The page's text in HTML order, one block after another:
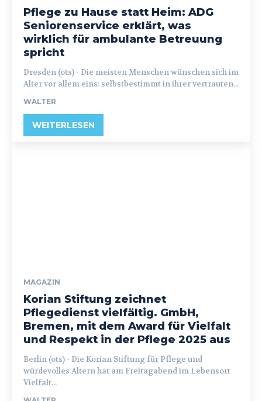
Pflege zu Hause statt Heim: ADG
Seniorenservice erklärt, was
wirklich für ambulante Betreuung
spricht
Dresden (ots) - Die meisten Menschen wünschen sich im
Alter vor allem eins: selbstbestimmt in ihrer vertrauten...
WALTER
WEITERLESEN
MAGAZIN
Korian Stiftung zeichnet
Pflegedienst vielfältig. GmbH,
Bremen, mit dem Award für Vielfalt
und Respekt in der Pflege 2025 aus
Berlin (ots) - Die Korian Stiftung für Pflege und
würdevolles Altern hat am Freitagabend im Lebensort
Vielfalt...